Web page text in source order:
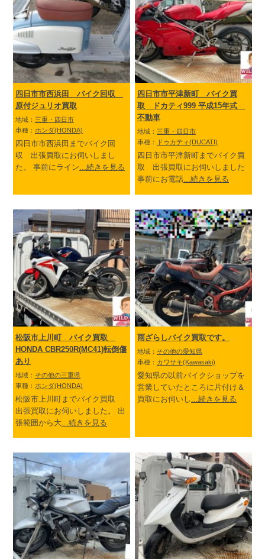
四日市市西浜田 バイク回収
原付ジュリオ買取
地域： 三重・四日市
車種： ホンダ(HONDA)
四日市市西浜田までバイク回
収 出張買取にお伺いしまし
た。 事前にライン...続きを見る
四日市市平津新町 バイク買
取 ドカティ999 平成15年式
不動車
地域： 三重・四日市
車種：
ドゥカティ(DUCATI)
四日市市平津新町までバイク買
取 出張買取にお伺いしました
事前にお電話...続きを見る
松阪市上川町 バイク買取
HONDA CBR250R(MC41)転倒傷
あり
地域： その他の三重県
車種： ホンダ(HONDA)
松阪市上川町までバイク買取
出張買取にお伺いしました。 出
張範囲から大...続きを見る
雨ざらしバイク買取です。
地域： その他の愛知県
車種： カワサキ(Kawasaki)
愛知県の以前バイクショップを
営業していたところに片付け＆
買取にお伺いし
...続きを見る